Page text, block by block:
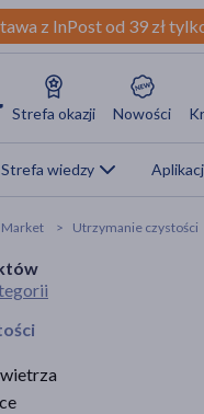
z InPost od 39 zł
Strefa okazji Nowości
Strefa wiedzy
Market Utrzymanie czystości